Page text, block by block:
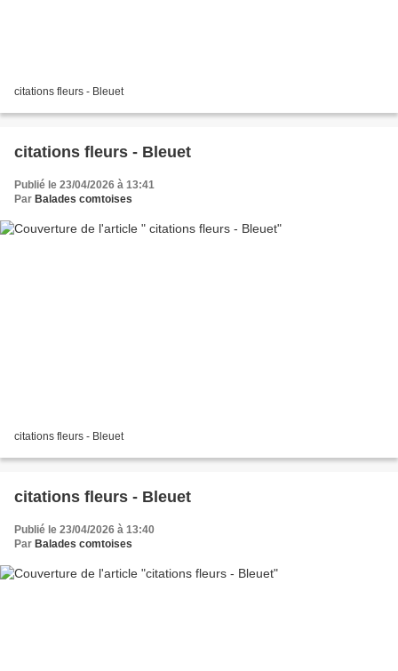
citations fleurs - Bleuet
citations fleurs - Bleuet
Publié le 23/04/2026 à 13:41
Par Balades comtoises
citations fleurs - Bleuet
citations fleurs - Bleuet
Publié le 23/04/2026 à 13:40
Par Balades comtoises